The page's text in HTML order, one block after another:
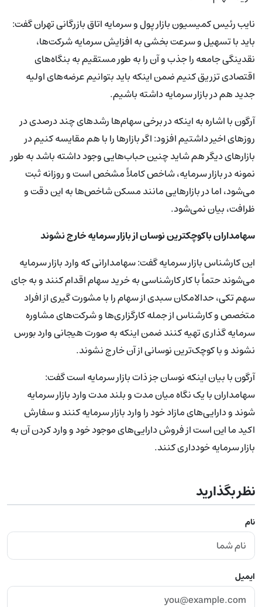
نایب رئیس کمیسیون بازار پول و سرمایه اتاق بازرگانی تهران گفت:
باید با تسهیل و سرعت بخشی به افزایش سرمایه شرکت‌ها،
نقدینگی جامعه را جذب و آن را به طور مستقیم به بنگاه‌های
اقتصادی تزریق کنیم ضمن اینکه باید بتوانیم عرضه‌های اولیه
جدید هم در بازار سرمایه داشته باشیم.
آرگون با اشاره به اینکه در برخی سهام‌ها رشدهای چند درصدی در
روزهای اخیر داشتیم افزود: اگر بازارها را با هم مقایسه کنیم در
بازارهای دیگر هم شاید چنین حباب‌هایی وجود داشته باشد به طور
نمونه در بازار سرمایه، شاخص کاملاً مشخص است و روزانه ثبت
می‌شود، اما در بازارهایی مانند مسکن شاخص‌ها به این دقت و
ظرافت، بیان نمی‌شود.
سهامداران باکوچکترین نوسان از بازار سرمایه خارج نشوند
این کارشناس بازار سرمایه گفت: سهامدارانی که وارد بازار سرمایه
می‌شوند حتماً با کار کارشناسی به خرید سهام اقدام کنند و به جای
سهم تکی، حدالامکان سبدی از سهام را با مشورت گیری از افراد
متخصص و کارشناس از جمله کارگزاری‌ها و شرکت‌های مشاوره
سرمایه گذاری تهیه کنند ضمن اینکه به صورت هیجانی وارد بورس
نشوند و با کوچک‌ترین نوسانی از آن خارج نشوند.
آرگون با بیان اینکه نوسان جز ذات بازار سرمایه است گفت:
سهامداران با یک نگاه میان مدت و بلند مدت وارد بازار سرمایه
شوند و دارایی‌های مازاد خود را وارد بازار سرمایه کنند و سفارش
اکید ما این است از فروش دارایی‌های موجود خود و وارد کردن آن به
بازار سرمایه خودداری کنند.
نظر بگذارید
نام
ایمیل